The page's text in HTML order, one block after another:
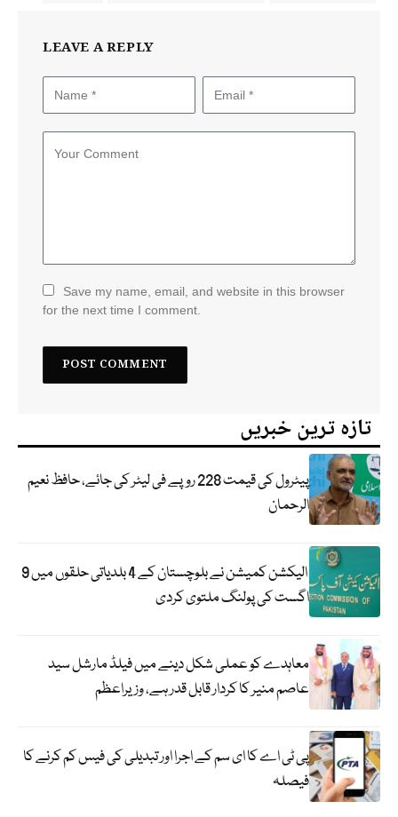
LEAVE A REPLY
Save my name, email, and website in this browser
for the next time I comment.
تازہ ترین خبریں
پیٹرول کی قیمت 228 روپے فی لیٹر کی جائے، حافظ نعیم
الرحمان
الیکشن کمیشن نے بلوچستان کے 4 بلدیاتی حلقوں میں 9
اگست کی پولنگ ملتوی کردی
معاہدے کو عملی شکل دینے میں فیلڈ مارشل سید
عاصم منیر کا کردار قابل قدر ہے، وزیراعظم
پی ٹی اے کا ای سم کے اجرا اور تبدیلی کی فیس کم کرنے کا
فیصلہ